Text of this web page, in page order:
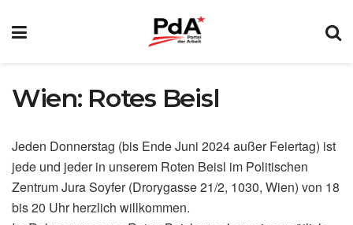
Wien: Rotes Beisl
Jeden Donnerstag (bis Ende Juni 2024 außer Feiertag) ist
jede und jeder in unserem Roten Beisl im Politischen
Zentrum Jura Soyfer (Drorygasse 21/2, 1030, Wien) von 18
bis 20 Uhr herzlich willkommen.